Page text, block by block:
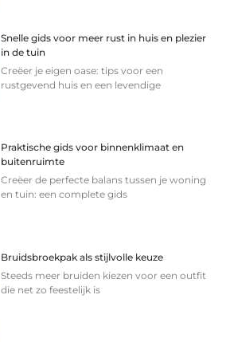
Snelle gids voor meer rust in huis en plezier
in de tuin
Creëer je eigen oase: tips voor een
rustgevend huis en een levendige
Praktische gids voor binnenklimaat en
buitenruimte
Creëer de perfecte balans tussen je woning
en tuin: een complete gids
Bruidsbroekpak als stijlvolle keuze
Steeds meer bruiden kiezen voor een outfit
die net zo feestelijk is